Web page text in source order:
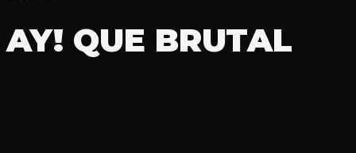
AY! QUE BRUTAL